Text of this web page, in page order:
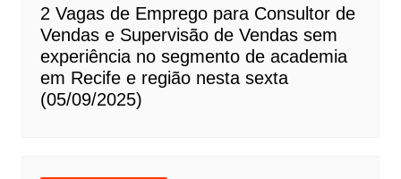
2 Vagas de Emprego para Consultor de
Vendas e Supervisão de Vendas sem
experiência no segmento de academia
em Recife e região nesta sexta
(05/09/2025)